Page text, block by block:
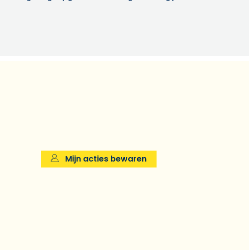
Mijn acties bewaren